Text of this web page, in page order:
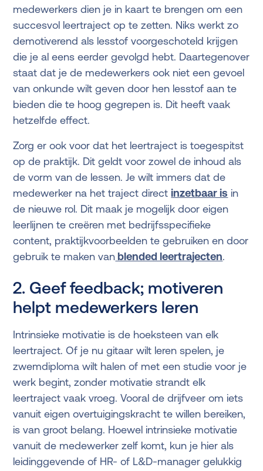
medewerkers dien je in kaart te brengen om een
succesvol leertraject op te zetten. Niks werkt zo
demotiverend als lesstof voorgeschoteld krijgen
die je al eens eerder gevolgd hebt. Daartegenover
staat dat je de medewerkers ook niet een gevoel
van onkunde wilt geven door hen lesstof aan te
bieden die te hoog gegrepen is. Dit heeft vaak
hetzelfde effect.
Zorg er ook voor dat het leertraject is toegespitst
op de praktijk. Dit geldt voor zowel de inhoud als
de vorm van de lessen. Je wilt immers dat de
medewerker na het traject directinzetbaar is in
de nieuwe rol. Dit maak je mogelijk door eigen
leerlijnen te creëren met bedrijfsspecifieke
content, praktijkvoorbeelden te gebruiken en door
gebruik te maken van blended leertrajecten.
2. Geef feedback; motiveren
helpt medewerkers leren
Intrinsieke motivatie is de hoeksteen van elk
leertraject. Of je nu gitaar wilt leren spelen, je
zwemdiploma wilt halen of met een studie voor je
werk begint, zonder motivatie strandt elk
leertraject vaak vroeg. Vooral de drijfveer om iets
vanuit eigen overtuigingskracht te willen bereiken,
is van groot belang. Hoewel intrinsieke motivatie
vanuit de medewerker zelf komt, kun je hier als
leidinggevende of HR- of L&D-manager gelukkig